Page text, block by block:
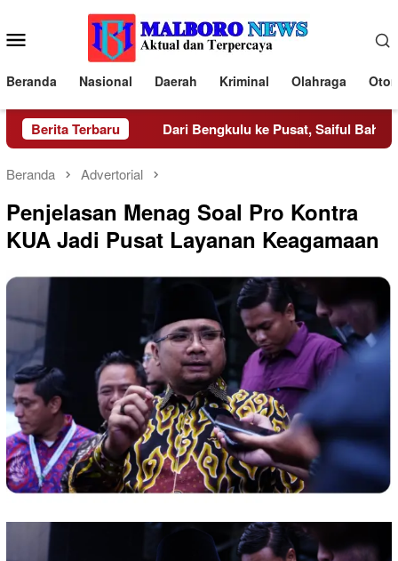
konten
Menu
Mobile
Beranda Nasional Daerah Kriminal Olahraga
Berita Terbaru
Tangan Dari Bengkulu ke Pusat, Saiful Bahri
Beranda Advertorial
Penjelasan Menag Soal Pro Kontra
KUA Jadi Pusat Layanan Keagamaan